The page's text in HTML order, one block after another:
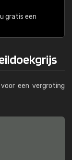
gratis een
een vergroting